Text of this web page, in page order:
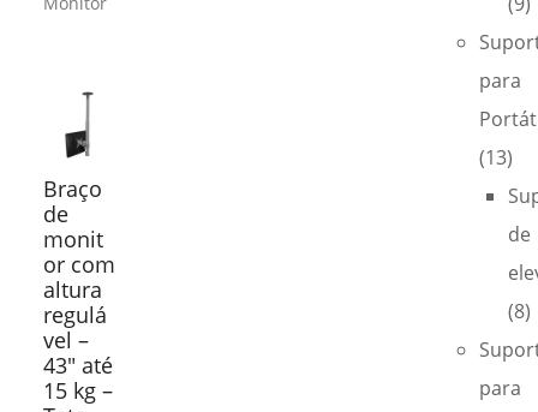
Braço
de
monit
or com
altura
regulá
vel –
43″ até
15 kg –
para
(13)
de
(8)
para